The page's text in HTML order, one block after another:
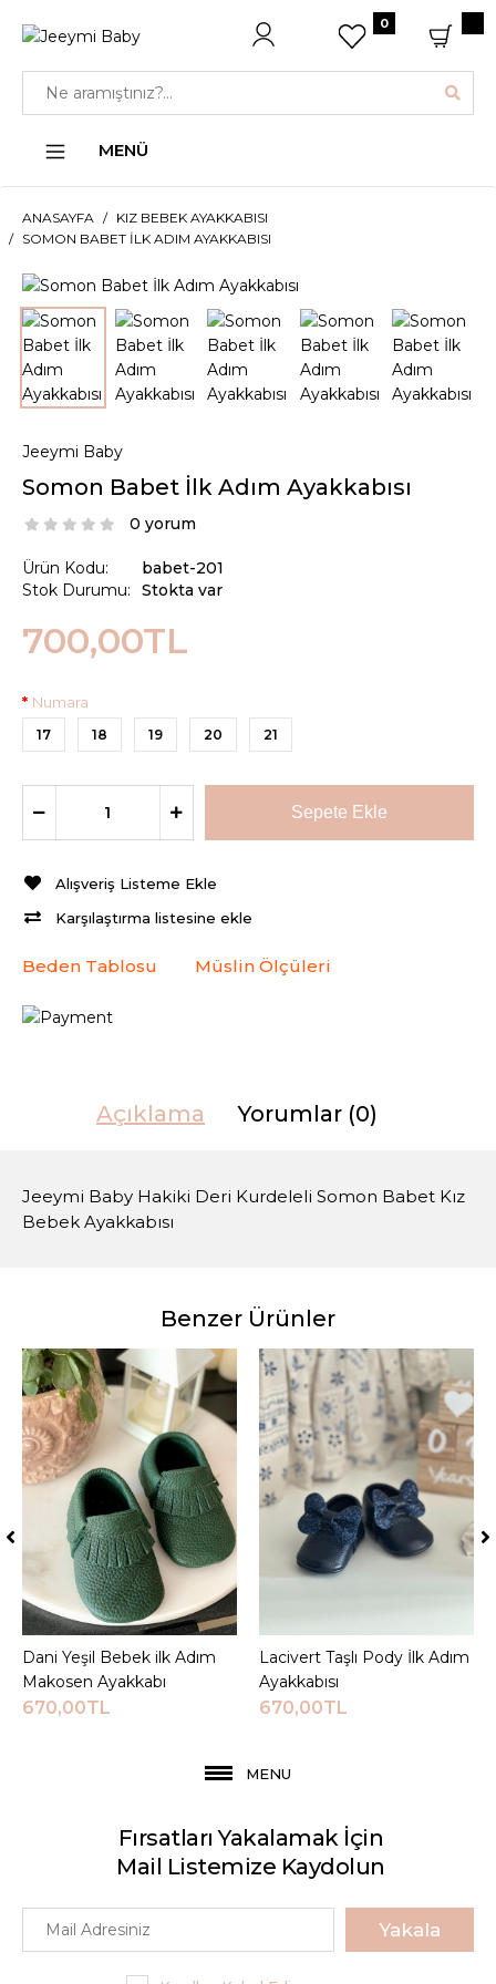
0
MENÜ
ANASAYFA
KIZ BEBEK AYAKKABISI
SOMON BABET İLK ADIM AYAKKABISI
Jeeymi Baby
Somon Babet İlk Adım Ayakkabısı
0 yorum
Ürün Kodu:
Stok Durumu:
babet-201
Stokta var
700,00TL
Numara
17 18 19 20 21
Alışveriş Listeme Ekle
Karşılaştırma listesine ekle
Beden Tablosu Müslin Ölçüleri
Açıklama Yorumlar (0)
Jeeymi Baby Hakiki Deri Kurdeleli Somon Babet Kız
Bebek Ayakkabısı
Benzer Ürünler
Sepete Ekle
Dani Yeşil Bebek ilk Adım
Makosen Ayakkabı
670,00TL
Sepete Ekle
Lacivert Taşlı Pody İlk Adım
Ayakkabısı
670,00TL
MENU
Fırsatları Yakalamak İçin
Mail Listemize Kaydolun
Yakala